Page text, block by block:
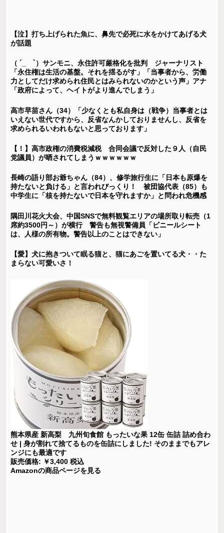
【泣】打ち上げられた魚に、鼻先で必死に水をかけてあげる犬
が話題
（ ´_ゝ`）サンモニ、永住許可厳格化を批判 ジャーナリスト
「永住権は生活の基盤。それを揺るがす」「当事者から、労働
力としてだけ求められ住民とはみられないのかという声」アナ
「政府によって、ヘイトがより進んでしまう」
高市早苗さん（34）「少なくとも私自身は（戦争）当事者とは
いえない世代ですから、反省なんかしておりませんし、反省を
求められるいわれもないと思っております」
【！】高市政権の消費税減税 合同会議で反対した９人（自民
党議員）が晒されてしまうｗｗｗｗｗｗ
長崎の語り部お爺ちゃん（84）、修学旅行生に「日本も原爆を
持たないと負ける」と言われびっくり！ 被団協代表（85）も
中学生に「核を持たないで日本を守れますか」と問われ危機感
隅田川花火大会、中国SNSで無料観覧エリアの場所取り転売（1
席約3500円～）が横行 警告も無視警備員「ビニールシート
は、人様の所有物。警告以上のことはできない」
【愛】犬に抱きついて眠る猫と、猫にあごを置いてる犬・・た
まらない可愛いさ！
熊本県産 新高梨 九州旬食館 もったいな果 12缶 缶詰 詰め合わ
せ | 身が割れて捨てるものを缶詰にしました! そのままでもアレ
ンジにも最適です
販売価格: ￥3,400 税込
Amazonの商品ページを見る